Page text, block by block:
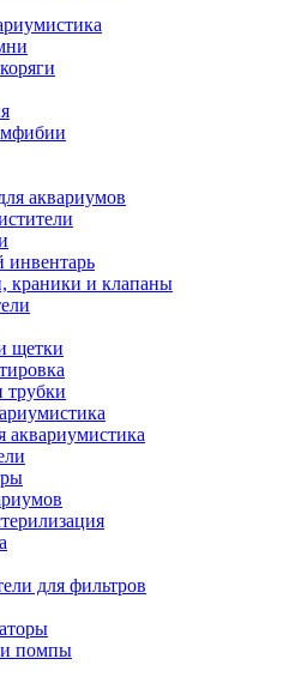
аквариумов
инвентарь
краники и клапаны
щетки
аквариумистика
для фильтров
помпы